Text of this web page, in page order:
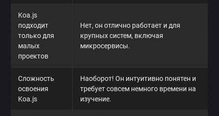
Koa.js
подходит
только для
малых
проектов
Нет, он отлично работает и для
крупных систем, включая
микросервисы.
Сложность
освоения
Koa.js
Наоборот! Он интуитивно понятен и
требует совсем немного времени на
изучение.